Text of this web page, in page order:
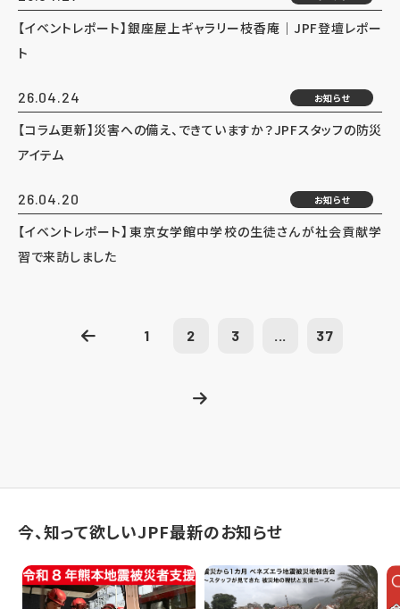
【イベントレポート】銀座屋上ギャラリー枝香庵｜JPF登壇レポー
ト
26.04.24 お知らせ
【コラム更新】災害への備え、できていますか？JPFスタッフの防災
アイテム
26.04.20 お知らせ
【イベントレポート】東京女学館中学校の生徒さんが社会貢献学
習で来訪しました
1 2 3 ... 37
今、知って欲しいJPF最新のお知らせ